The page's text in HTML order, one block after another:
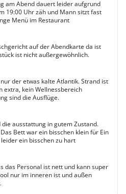
am Abend dauert leider aufgrund
19:00 Uhr zäh und Mann sitzt fast
Menü im Restaurant
auf der Abendkarte da ist
ist nicht außergewöhnlich.
der etwas kalte Atlantik. Strand ist
extra, kein Wellnessbereich
sind die Ausflüge.
ausstattung in gutem Zustand.
Bett war ein bisschen klein für Ein
ein bisschen zu hart
das Personal ist nett und kann super
nur im inneren ist und außen